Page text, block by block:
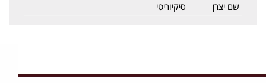
שם יצרן סיקיוריטי